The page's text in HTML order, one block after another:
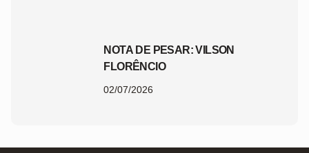
NOTA DE PESAR: VILSON
FLORÊNCIO
02/07/2026